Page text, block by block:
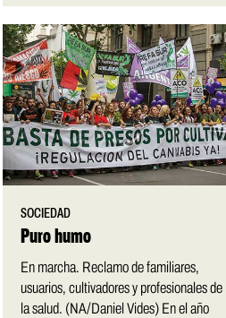
SOCIEDAD
Puro humo
En marcha. Reclamo de familiares,
usuarios, cultivadores y profesionales de
la salud. (NA/Daniel Vides) En el año